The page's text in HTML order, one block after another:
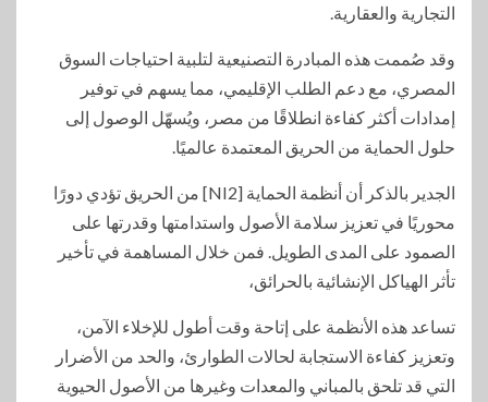
التجارية والعقارية.
وقد صُممت هذه المبادرة التصنيعية لتلبية احتياجات السوق
المصري، مع دعم الطلب الإقليمي، مما يسهم في توفير
إمدادات أكثر كفاءة انطلاقًا من مصر، ويُسهّل الوصول إلى
حلول الحماية من الحريق المعتمدة عالميًا.
الجدير بالذكر أن أنظمة الحماية [NI2] من الحريق تؤدي دورًا
محوريًا في تعزيز سلامة الأصول واستدامتها وقدرتها على
الصمود على المدى الطويل. فمن خلال المساهمة في تأخير
تأثر الهياكل الإنشائية بالحرائق،
تساعد هذه الأنظمة على إتاحة وقت أطول للإخلاء الآمن،
وتعزيز كفاءة الاستجابة لحالات الطوارئ، والحد من الأضرار
التي قد تلحق بالمباني والمعدات وغيرها من الأصول الحيوية